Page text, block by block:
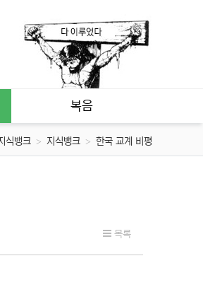
복음
식뱅크 지식뱅크 한국 교계 비평
목록